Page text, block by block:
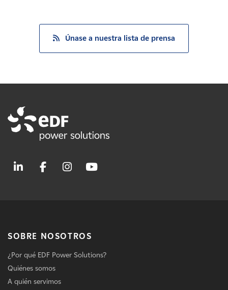
Únase a nuestra lista de prensa
SOBRE NOSOTROS
¿Por qué EDF Power Solutions?
Quiénes somos
A quién servimos